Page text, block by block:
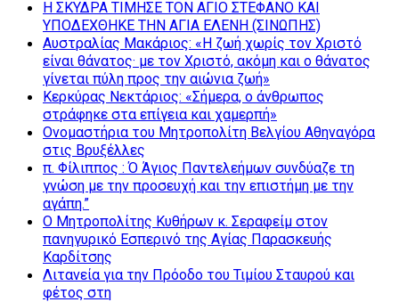
Η ΣΚΥΔΡΑ ΤΙΜΗΣΕ ΤΟΝ ΑΓΙΟ ΣΤΕΦΑΝΟ ΚΑΙ
ΥΠΟΔΕΧΘΗΚΕ ΤΗΝ ΑΓΙΑ ΕΛΕΝΗ (ΣΙΝΩΠΗΣ)
Αυστραλίας Μακάριος: «Η ζωή χωρίς τον Χριστό
είναι θάνατος· με τον Χριστό, ακόμη και ο θάνατος
γίνεται πύλη προς την αιώνια ζωή»
Κερκύρας Νεκτάριος: «Σήμερα, ο άνθρωπος
στράφηκε στα επίγεια και χαμερπή»
Ονομαστήρια του Μητροπολίτη Βελγίου Αθηναγόρα
στις Βρυξέλλες
π. Φίλιππος : Ό Άγιος Παντελεήμων συνδύαζε τη
γνώση με την προσευχή και την επιστήμη με την
αγάπη.”
Ο Μητροπολίτης Κυθήρων κ. Σεραφείμ στον
πανηγυρικό Εσπερινό της Αγίας Παρασκευής
Καρδίτσης
Λιτανεία για την Πρόοδο του Τιμίου Σταυρού και
φέτος στη